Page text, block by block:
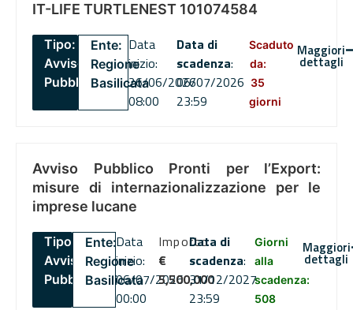
IT-LIFE TURTLENEST 101074584
Tipo:
Avviso
Pubblico
Ente:
Regione
Basilicata
Data
inizio:
26/06/2026
08:00
Data di
scadenza:
06/07/2026
23:59
Scaduto
da:
35
giorni
Maggiori
dettagli
Avviso Pubblico Pronti per l’Export:
misure di internazionalizzazione per le
imprese lucane
Tipo:
Avviso
Pubblico
Ente:
Regione
Basilicata
Data
inizio:
06/07/2026
00:00
Importo
€
5,500,000
Data di
scadenza:
31/12/2027
23:59
Giorni
alla
scadenza:
508
Maggiori
dettagli